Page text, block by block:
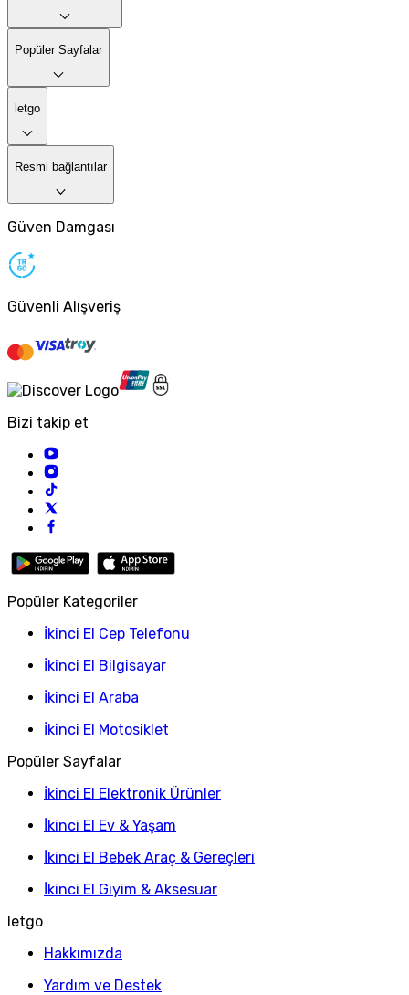
Popüler Sayfalar
letgo
Resmi bağlantılar
Güven Damgası
Güvenli Alışveriş
Bizi takip et
Popüler Kategoriler
İkinci El Cep Telefonu
İkinci El Bilgisayar
İkinci El Araba
İkinci El Motosiklet
Popüler Sayfalar
İkinci El Elektronik Ürünler
İkinci El Ev & Yaşam
İkinci El Bebek Araç & Gereçleri
İkinci El Giyim & Aksesuar
letgo
Hakkımızda
Yardım ve Destek